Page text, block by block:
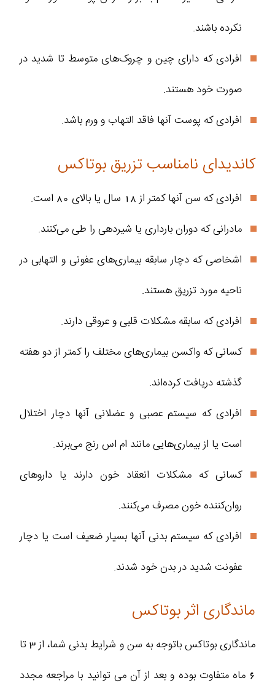
نکرده باشند.
افرادی که دارای چین و چروک‌های متوسط تا شدید در
صورت خود هستند.
افرادی که پوست آنها فاقد التهاب و ورم باشد.
کاندیدای نامناسب تزریق بوتاکس
افرادی که سن آنها کمتر از 18 سال یا بالای 80 است.
مادرانی که دوران بارداری یا شیردهی را طی می‌کنند.
اشخاصی که دچار سابقه بیماری‌های عفونی و التهابی در
ناحیه مورد تزریق هستند.
افرادی که سابقه مشکلات قلبی و عروقی دارند.
کسانی که واکسن بیماری‌های مختلف را کمتر از دو هفته
گذشته دریافت کرده‌اند.
افرادی که سیستم عصبی و عضلانی آنها دچار اختلال
است یا از بیماری‌هایی مانند ام اس رنج می‌برند.
کسانی که مشکلات انعقاد خون دارند یا داروهای
روان‌کننده خون مصرف می‌کنند.
افرادی که سیستم بدنی آنها بسیار ضعیف است یا دچار
عفونت شدید در بدن خود شدند.
ماندگاری اثر بوتاکس
ماندگاری بوتاکس باتوجه به سن و شرایط بدنی شما، از 3 تا
6 ماه متفاوت بوده و بعد از آن می توانید با مراجعه مجدد